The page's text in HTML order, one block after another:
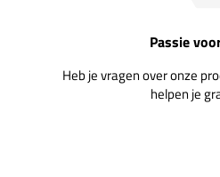
Passie
Heb je vragen over onze
helpen je